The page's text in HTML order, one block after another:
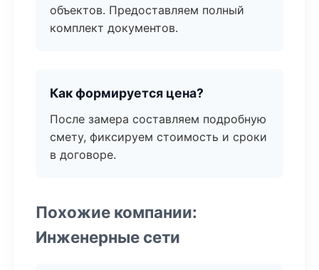
объектов. Предоставляем полный
комплект документов.
Как формируется цена?
После замера составляем подробную
смету, фиксируем стоимость и сроки
в договоре.
Похожие компании:
Инженерные сети